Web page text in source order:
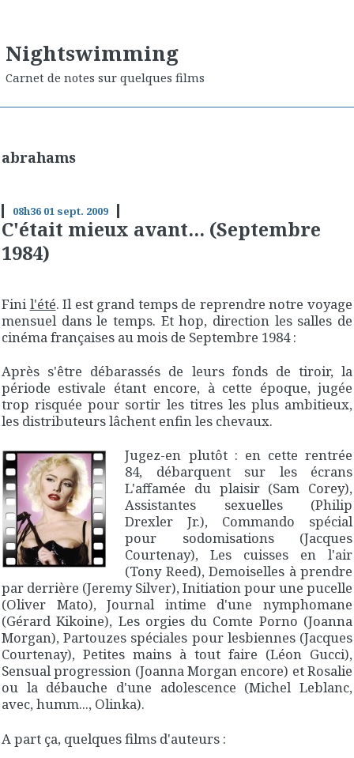
Nightswimming
Carnet de notes sur quelques films
abrahams
08h36 01 sept. 2009
C'était mieux avant... (Septembre
1984)
Finil'été. Il est grand temps de reprendre notre voyage
mensuel dans le temps. Et hop, direction les salles de
cinéma françaises au mois de Septembre 1984:
Après s'être débarassés de leurs fonds de tiroir, la
période estivale étant encore, à cette époque, jugée
trop risquée pour sortir les titres les plus ambitieux,
les distributeurs lâchent enfin les chevaux.
Jugez-en plutôt : en cette rentrée
84, débarquent sur les écrans
L'affamée du plaisir(Sam Corey),
Assistantes sexuelles(Philip
Drexler Jr.), Commando spécial
pour sodomisations(Jacques
Courtenay),Les cuisses en l'air
(Tony Reed),Demoiselles à prendre
par derrière (Jeremy Silver),Initiation pour une pucelle
(Oliver Mato),Journal intime d'une nymphomane
(Gérard Kikoine), Les orgies du Comte Porno (Joanna
Morgan),Partouzes spéciales pour lesbiennes(Jacques
Courtenay), Petites mains à tout faire (Léon Gucci),
Sensual progression (Joanna Morgan encore) etRosalie
ou la débauche d'une adolescence (Michel Leblanc,
avec, humm..., Olinka).
A part ça, quelques films d'auteurs :